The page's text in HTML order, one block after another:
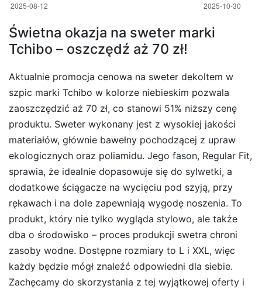
Świetna okazja na sweter marki
Tchibo – oszczędź aż 70 zł!
Aktualnie promocja cenowa na sweter dekoltem w
szpic marki Tchibo w kolorze niebieskim pozwala
zaoszczędzić aż 70 zł, co stanowi 51% niższy cenę
produktu. Sweter wykonany jest z wysokiej jakości
materiałów, głównie bawełny pochodzącej z upraw
ekologicznych oraz poliamidu. Jego fason, Regular Fit,
sprawia, że idealnie dopasowuje się do sylwetki, a
dodatkowe ściągacze na wycięciu pod szyją, przy
rękawach i na dole zapewniają wygodę noszenia. To
produkt, który nie tylko wygląda stylowo, ale także
dba o środowisko – proces produkcji swetra chroni
zasoby wodne. Dostępne rozmiary to L i XXL, więc
każdy będzie mógł znaleźć odpowiedni dla siebie.
Zachęcamy do skorzystania z tej wyjątkowej oferty i